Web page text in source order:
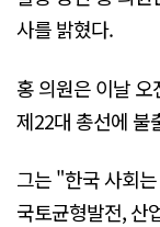
사를 밝혔다.
홍 의원은 이날
제22대 총선에 불
그는 "한국 사회
국토균형발전, 산